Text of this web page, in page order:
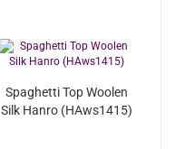
Spaghetti Top Woolen
Silk Hanro (HAws1415)